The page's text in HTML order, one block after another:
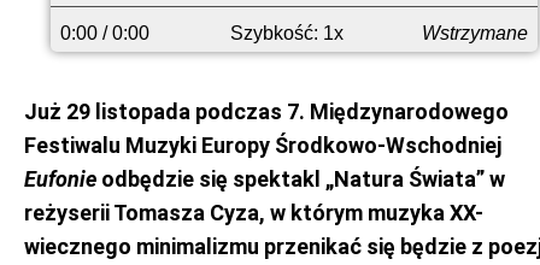
przodu
0:00 / 0:00 Szybkość: 1x Wstrzymane
Już 29 listopada podczas 7. Międzynarodowego
Festiwalu Muzyki Europy Środkowo-Wschodniej
Eufonie odbędzie się spektakl „Natura Świata” w
reżyserii Tomasza Cyza, w którym muzyka XX-
wiecznego minimalizmu przenikać się będzie z